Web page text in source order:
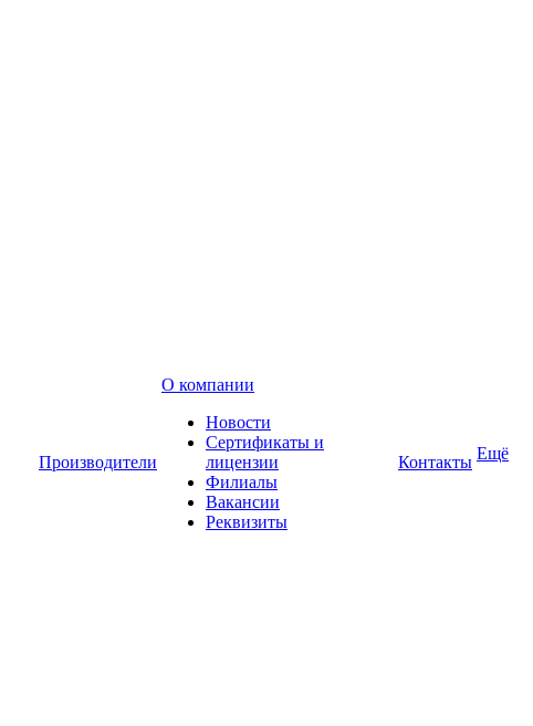
Производители
О компании
Новости
Сертификаты и
лицензии
Филиалы
Вакансии
Реквизиты
Контакты Ещё